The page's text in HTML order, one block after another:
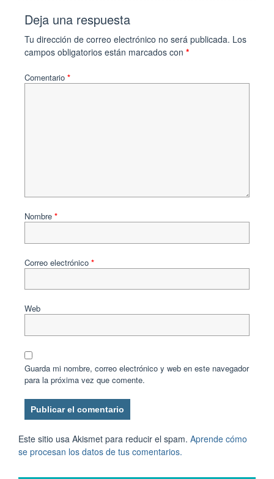
Deja una respuesta
Tu dirección de correo electrónico no será publicada. Los
campos obligatorios están marcados con *
Comentario *
Nombre *
Correo electrónico *
Web
Guarda mi nombre, correo electrónico y web en este navegador
para la próxima vez que comente.
Este sitio usa Akismet para reducir el spam. Aprende cómo
se procesan los datos de tus comentarios.